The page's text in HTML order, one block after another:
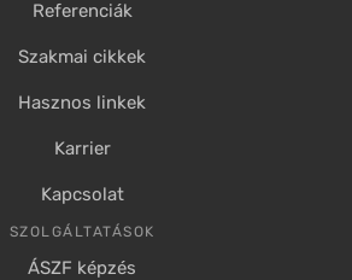
Referenciák
Szakmai cikkek
Hasznos linkek
Karrier
Kapcsolat
SZOLGÁLTATÁSOK
ÁSZF képzés